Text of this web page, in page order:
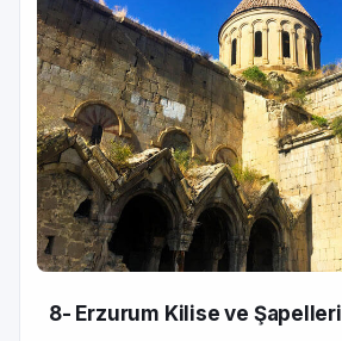
8- Erzurum Kilise ve Şapelleri